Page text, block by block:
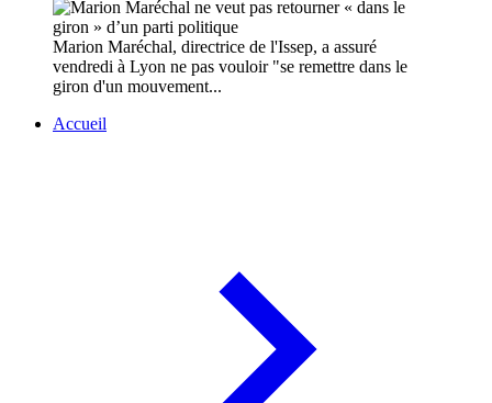
Marion Maréchal, directrice de l'Issep, a assuré
vendredi à Lyon ne pas vouloir "se remettre dans le
giron d'un mouvement...
Accueil